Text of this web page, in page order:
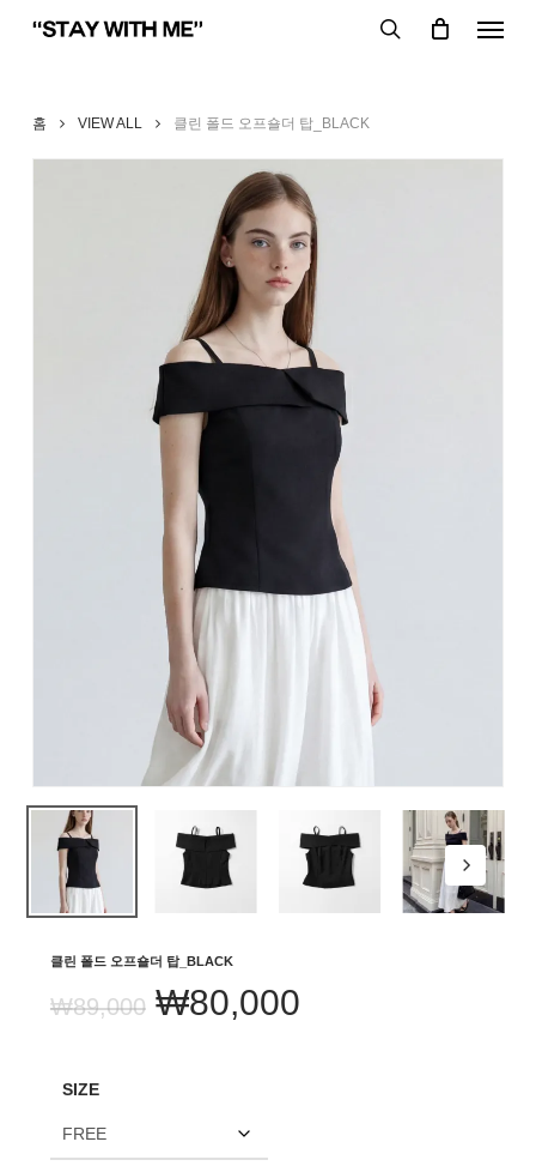
Menu
홈 VIEW ALL 클린 폴드 오프숄더 탑_BLACK
클린 폴드 오프숄더 탑_BLACK
₩89,000 원
₩89,000.
₩80,000현
SIZE